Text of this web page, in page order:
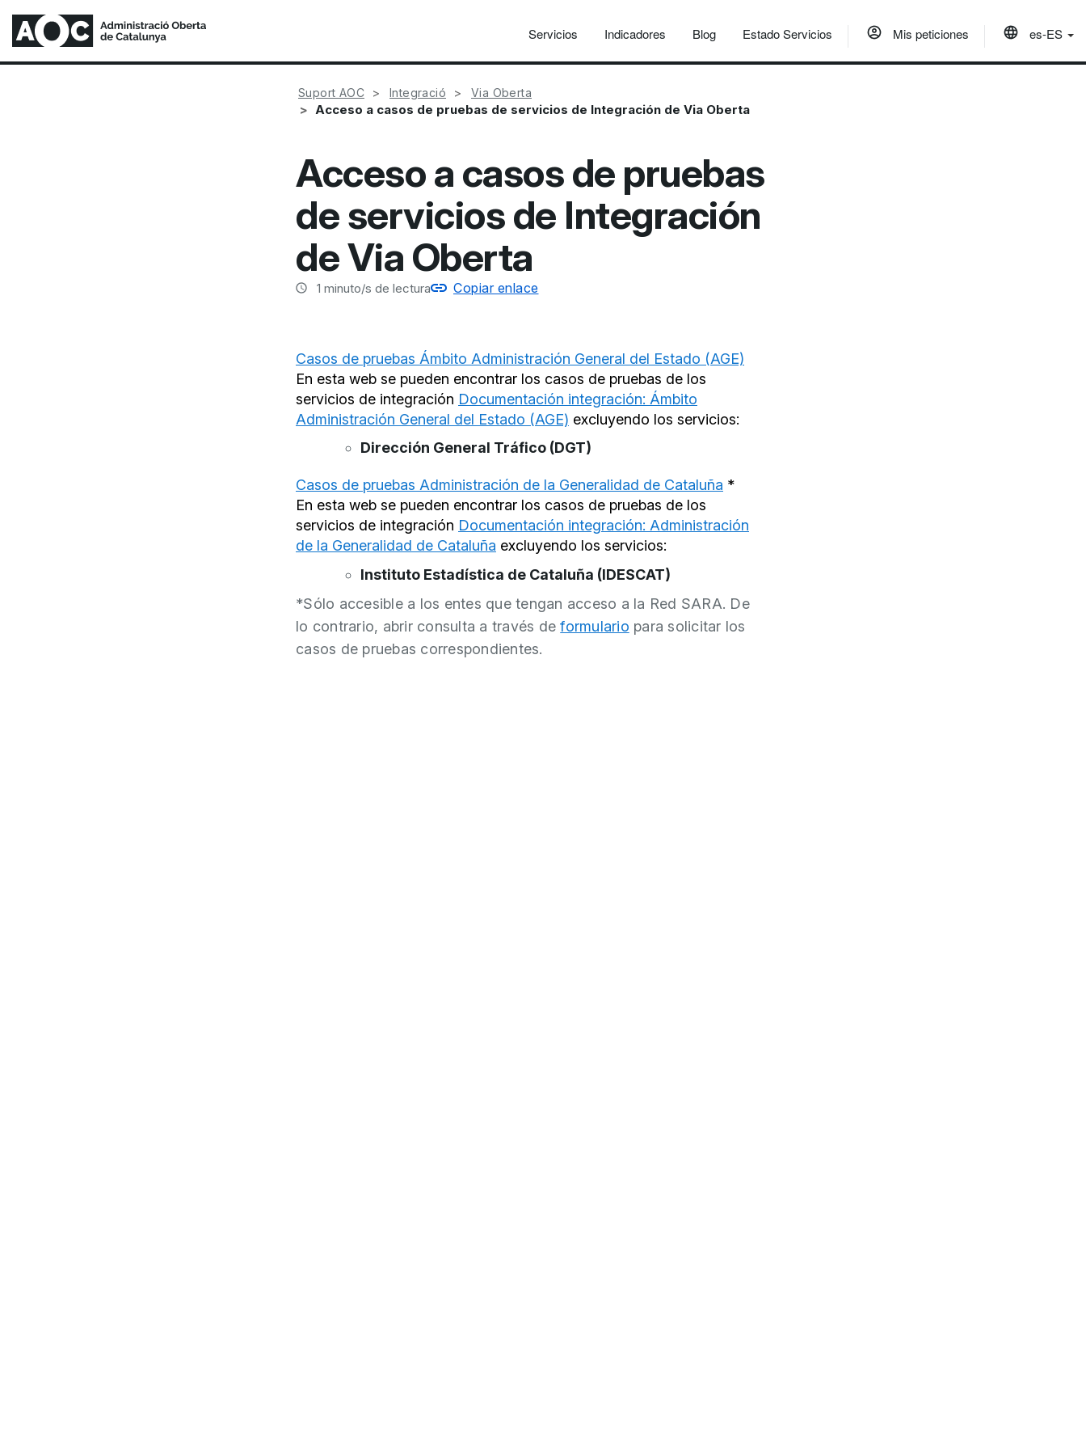
Servicios Indicadores Blog Estado Servicios Mis peticiones es-ES
Suport AOC Integració Via Oberta
Acceso a casos de pruebas de servicios de Integración de Via Oberta
Acceso a casos de pruebas
de servicios de Integración
de Via Oberta
1 minuto/s de lectura Copiar enlace
Casos de pruebas Ámbito Administración General del Estado (AGE)
En esta web se pueden encontrar los casos de pruebas de los
servicios de integración Documentación integración: Ámbito
Administración General del Estado (AGE) excluyendo los servicios:
Dirección General Tráfico (DGT)
Casos de pruebas Administración de la Generalidad de Cataluña *
En esta web se pueden encontrar los casos de pruebas de los
servicios de integración Documentación integración: Administración
de la Generalidad de Cataluña excluyendo los servicios:
Instituto Estadística de Cataluña (IDESCAT)
*Sólo accesible a los entes que tengan acceso a la Red SARA. De
lo contrario, abrir consulta a través deformulario para solicitar los
casos de pruebas correspondientes.